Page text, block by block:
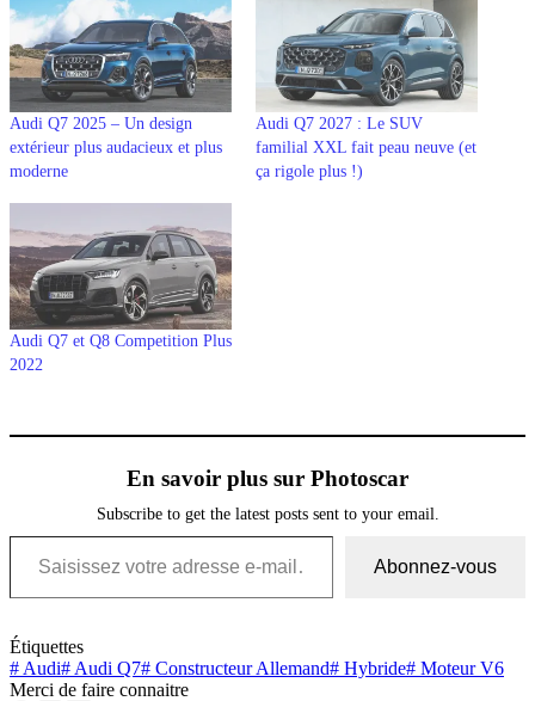
Audi Q7 2025 – Un design
extérieur plus audacieux et plus
moderne
Audi Q7 2027 : Le SUV
familial XXL fait peau neuve (et
ça rigole plus !)
Audi Q7 et Q8 Competition Plus
2022
En savoir plus sur Photoscar
Subscribe to get the latest posts sent to your email.
Saisissez votre adresse e-mail…
Abonnez-vous
Étiquettes
# Audi# Audi Q7# Constructeur Allemand# Hybride# Moteur V6
Merci de faire connaitre